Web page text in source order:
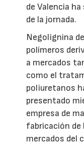
de Valencia
de la jornada.
Negolignina
polímeros
a mercados
como el
poliuretanos
presentado
empresa de
fabricación de
mercados del